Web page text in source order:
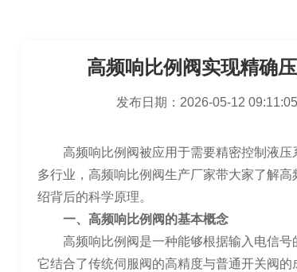
高频响比例阀实现精确
发布日期： 2026-05-12 09:11:05
高频响比例阀被应用于需要精密控制液
多行业，高频响比例阀生产厂家带大家了解
绍背后的科学原理。
一、高频响比例阀的基本概念
高频响比例阀是一种能够根据输入电信
它结合了传统伺服阀的高精度与普通开关阀